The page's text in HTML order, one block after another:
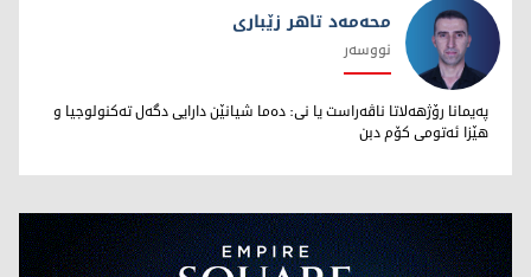
محەمەد تاهر زێبارى
محەمەد تاهر زێبارى
نووسەر
پەیمانا رۆژهەلاتا ناڤەراست یا نى: دەما شیانێن دارایى دگەل تەکنولوجیا و
هێزا ئەتومى کۆم دبن